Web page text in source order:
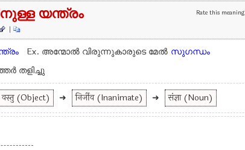
Rate this meaning
യന്ത്രം
|
Ex. അന്മോല്‍ വിരുന്നുകാരുടെ മേല്‍ സുഗന്ധം
തളിച്ചു
वस्तु (Object) ➜ निर्जीव (Inanimate) ➜ संज्ञा (Noun)